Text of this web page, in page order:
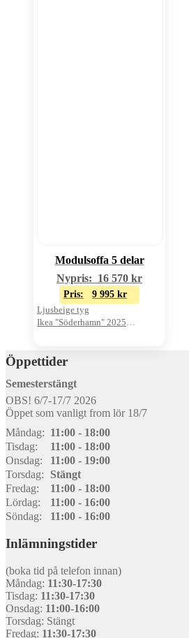
Modulsoffa 5 delar
Nypris: 16 570 kr
Pris: 9 995 kr
Ljusbeige tyg
Ikea "Söderhamn" 2025
Öppettider
Semesterstängt
OBS! 6/7-17/7 2026
Öppet som vanligt from lör 18/7
Måndag: 11:00 - 18:00
Tisdag:
11:00 - 18:00
Onsdag:
11:00 - 19:00
Torsdag:
Stängt
Fredag:
11:00 - 18:00
Lördag:
11:00 - 16:00
Söndag:
11:00 - 16:00
Inlämningstider
(boka tid på telefon innan)
Måndag: 11:30-17:30
Tisdag: 11:30-17:30
Onsdag: 11:00-16:00
Torsdag: Stängt
Fredag: 11:30-17:30